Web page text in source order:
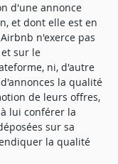
d'une annonce
et dont elle est en
n'exerce pas
sur le
ni, d'autre
la qualité
de leurs offres,
lui conférer la
sur sa
la qualité